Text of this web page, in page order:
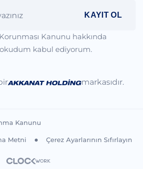
KAYIT OL
Kanunu hakkında
kabul ediyorum.
markasıdır.
Kanunu
Metni Çerez Ayarlarının Sıfırlayın